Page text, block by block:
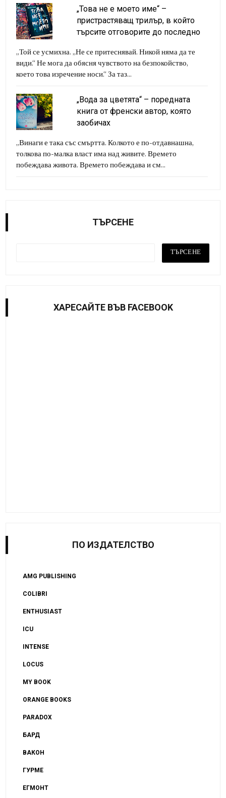
„Това не е моето име“ –
пристрастяващ трилър, в който
търсите отговорите до последно
„Той се усмихна. „Не се притеснявай. Никой няма да те
види.“ Не мога да обясня чувството на безпокойство,
което това изречение носи.“ За таз...
„Вода за цветята“ – поредната
книга от френски автор, която
заобичах
„Винаги е така със смъртта. Колкото е по-отдавнашна,
толкова по-малка власт има над живите. Времето
побеждава живота. Времето побеждава и см...
ТЪРСЕНЕ
ХАРЕСАЙТE ВЪВ FACEBOOK
ПО ИЗДАТЕЛСТВО
AMG PUBLISHING
COLIBRI
ENTHUSIAST
ICU
INTENSE
LOCUS
MY BOOK
ORANGE BOOKS
PARADOX
БАРД
ВАКОН
ГУРМЕ
ЕГМОНТ